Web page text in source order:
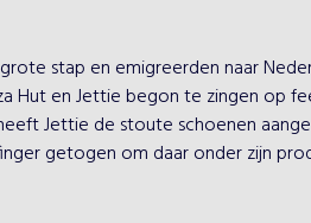
stap en emigreerden naar
Hut en Jettie begon te zingen op
Jettie de stoute schoenen
getogen om daar onder zijn